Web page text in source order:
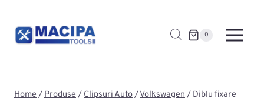
content
0
Home/Produse/Clipsuri Auto/Volkswagen/ Diblu fixare